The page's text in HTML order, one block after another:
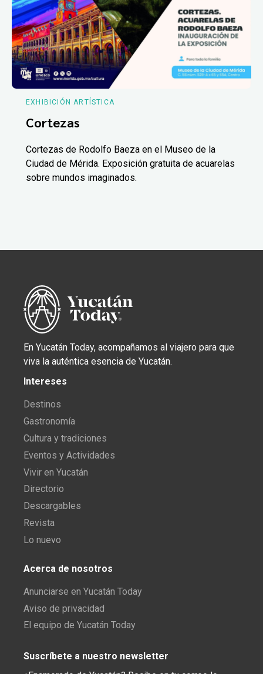
EXHIBICIÓN ARTÍSTICA
Cortezas
Cortezas de Rodolfo Baeza en el Museo de la
Ciudad de Mérida. Exposición gratuita de acuarelas
sobre mundos imaginados.
En Yucatán Today, acompañamos al viajero para que
viva la auténtica esencia de Yucatán.
Intereses
Destinos
Gastronomía
Cultura y tradiciones
Eventos y Actividades
Vivir en Yucatán
Directorio
Descargables
Revista
Lo nuevo
Acerca de nosotros
Anunciarse en Yucatán Today
Aviso de privacidad
El equipo de Yucatán Today
Suscríbete a nuestro newsletter